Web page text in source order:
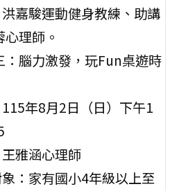
嘉駿運動健身教練、助講
理師。
：腦力激發，玩Fun桌遊時
年8月2日（日）下午1
雅涵心理師
：家有國小4年級以上至